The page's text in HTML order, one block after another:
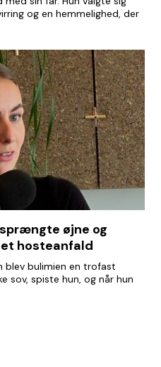
og en hemmelighed, der
øjne og
hosteanfald
blev bulimien en trofast
sov, spiste hun, og når hun